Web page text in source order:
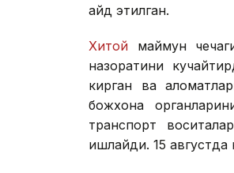
қайд этилган.
Хитой маймун
назоратини
кирган ва
божхона
транспорт
ишлайди. 15 августда